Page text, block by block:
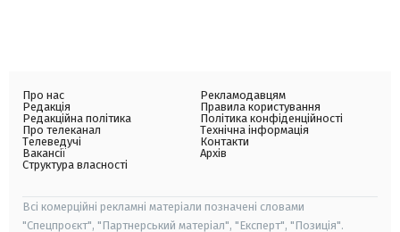
Про нас
Редакція
Редакційна політика
Про телеканал
Телеведучі
Вакансії
Структура власності
Рекламодавцям
Правила користування
Політика конфіденційності
Технічна інформація
Контакти
Архів
Всі комерційні рекламні матеріали позначені словами
"Спецпроєкт", "Партнерський матеріал", "Експерт", "Позиція".